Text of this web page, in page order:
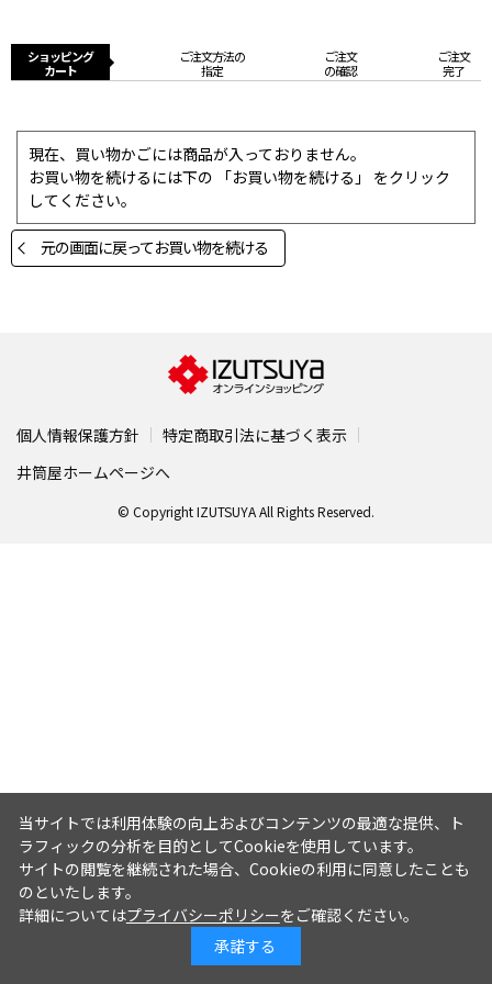
ショッピング
カート
ご注文方法の
指定
ご注文
の確認
ご注文
完了
現在、買い物かごには商品が入っておりません。
お買い物を続けるには下の 「お買い物を続ける」 をクリック
してください。
元の画面に戻ってお買い物を続ける
個人情報保護方針
特定商取引法に基づく表示
井筒屋ホームページへ
© Copyright IZUTSUYA All Rights Reserved.
当サイトでは利用体験の向上およびコンテンツの最適な提供、ト
ラフィックの分析を目的としてCookieを使用しています。
サイトの閲覧を継続された場合、Cookieの利用に同意したことも
のといたします。
詳細についてはプライバシーポリシーをご確認ください。
承諾する